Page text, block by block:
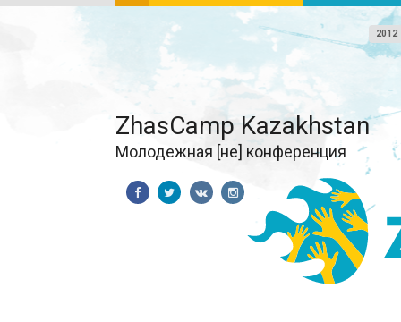
2012
ZhasCamp Kazakhstan
Молодежная [не] конференция